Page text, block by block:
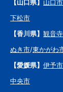
【山口県】 山口市
下松市
【香川県】 観音
ぬき市/東かがわ
【愛媛県】 伊予市
中央市